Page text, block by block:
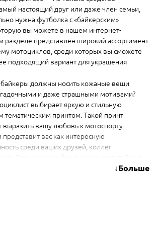
настоящий друг или даже член семьи,
нужна футболка с «байкерским»
вы можете в нашем интернет-
разделе представлен широкий ассортимент
мотоциклов, среди которых вы сможете
подходящий вариант для украшения
байкеры должны носить кожаные вещи
и даже страшными мотивами?
выбирает яркую и стильную
принтом. Такой принт
выразить вашу любовь к мотоспорту
вас как интересную
среди ваших друзей, коллег
Окружающие без лишних слов поймут,
Больше